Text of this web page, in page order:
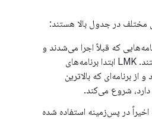
مختلف در جدول بالا هستند:
که قبلاً اجرا می‌شدند و
در حال حاضر فعال نیستند. LMK ابتدا برنامه‌های
از برنامه‌ای که بالاترین
دارد، شروع می‌کند.
اخیراً در پس‌زمینه استفاده شده